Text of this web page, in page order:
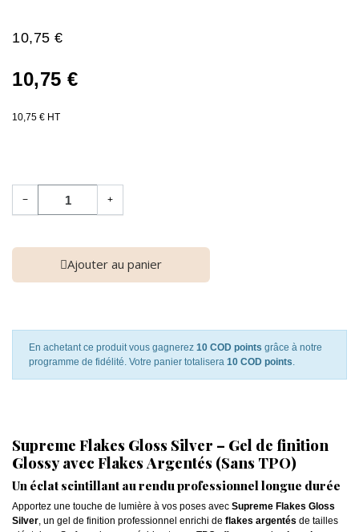
10,75 €
10,75 €
10,75 € HT
− +
Ajouter au panier
En achetant ce produit vous gagnerez 10 COD points grâce à notre
programme de fidélité. Votre panier totalisera 10 COD points.
Supreme Flakes Gloss Silver – Gel de finition
Glossy avec Flakes Argentés (Sans TPO)
Un éclat scintillant au rendu professionnel longue durée
Apportez une touche de lumière à vos poses avec Supreme Flakes Gloss
Silver, un gel de finition professionnel enrichi de flakes argentés de tailles